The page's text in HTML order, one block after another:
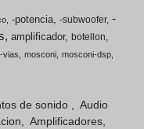
-potencia -subwoofer -
amplificador
botellon
vias mosconi mosconi-dsp
de sonido
Audio
Amplificadores